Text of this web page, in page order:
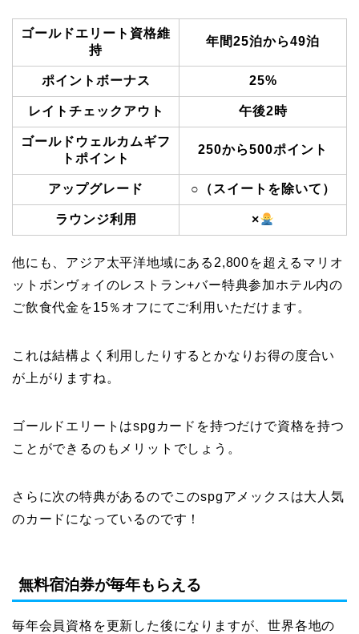
ゴールドエリート資格維
持
年間25泊から49泊
ポイントボーナス 25%
レイトチェックアウト 午後2時
ゴールドウェルカムギフ
トポイント
250から500ポイント
アップグレード ○（スイートを除いて）
ラウンジ利用 ×
他にも、アジア太平洋地域にある2,800を超えるマリオ
ットボンヴォイのレストラン+バー特典参加ホテル内の
ご飲食代金を15％オフにてご利用いただけます。
これは結構よく利用したりするとかなりお得の度合い
が上がりますね。
ゴールドエリートはspgカードを持つだけで資格を持つ
ことができるのもメリットでしょう。
さらに次の特典があるのでこのspgアメックスは大人気
のカードになっているのです！
無料宿泊券が毎年もらえる
毎年会員資格を更新した後になりますが、世界各地の